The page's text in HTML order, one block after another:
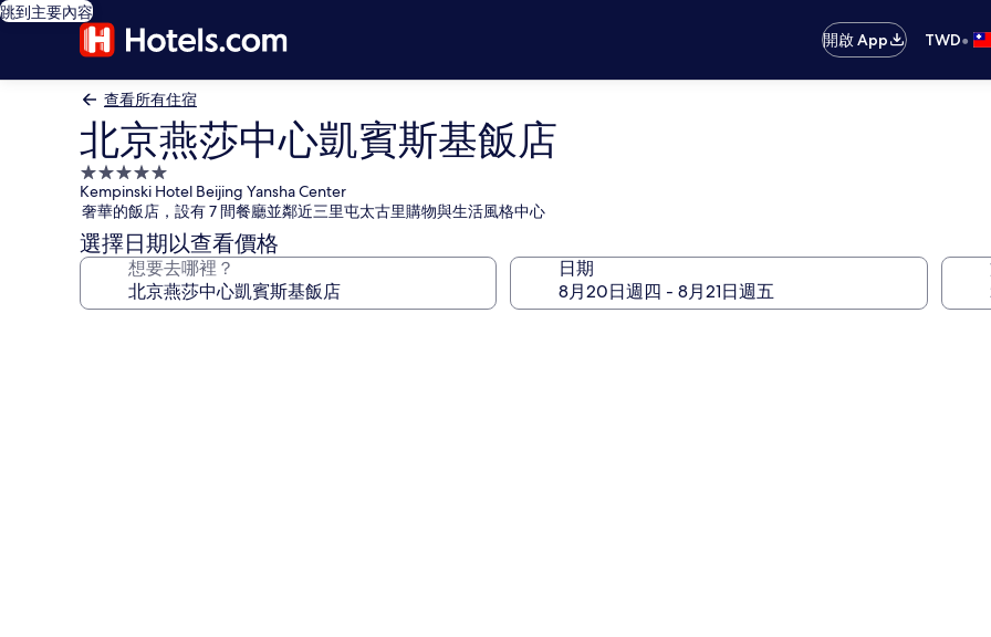
跳到主要內容
開啟 App
TWD•
查看所有住宿
北京燕莎中心凱賓斯基飯店
5.0
星
級
住
宿
Kempinski Hotel Beijing Yansha Center
奢華的飯店，設有 7 間餐廳並鄰近三里屯太古里購物與生活風格中心
選擇日期以查看價格
想要去哪裡？ 日期